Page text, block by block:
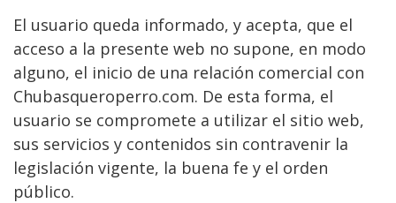
El usuario queda informado, y acepta, que el
acceso a la presente web no supone, en modo
alguno, el inicio de una relación comercial con
Chubasqueroperro.com. De esta forma, el
usuario se compromete a utilizar el sitio web,
sus servicios y contenidos sin contravenir la
legislación vigente, la buena fe y el orden
público.